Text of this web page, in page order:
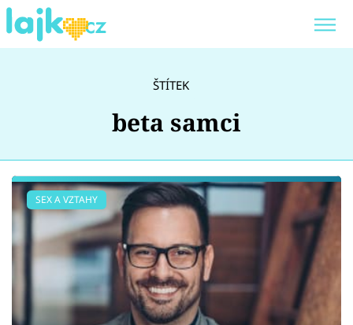
Témata
Showbyznys
Youtubeři
Virály
ŠTÍTEK
beta samci
SEX A VZTAHY